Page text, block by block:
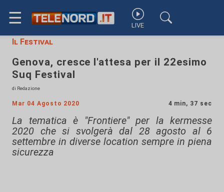
☰ LIVE
Il Festival
Genova, cresce l'attesa per il 22esimo
Suq Festival
di Redazione
Mar 04 Agosto 2020 4 min, 37 sec
La tematica è "Frontiere" per la kermesse
2020 che si svolgerà dal 28 agosto al 6
settembre in diverse location sempre in piena
sicurezza